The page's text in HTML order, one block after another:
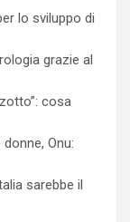
lo sviluppo di
grazie al
cosa
Onu:
sarebbe il